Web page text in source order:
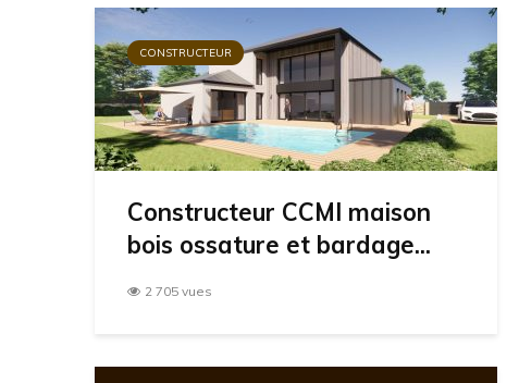
CONSTRUCTEUR
Constructeur CCMI maison
bois ossature et bardage...
2 705 vues